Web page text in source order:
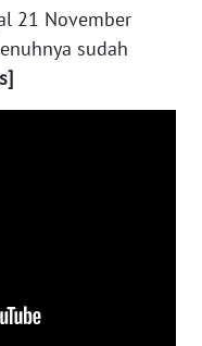
21 November
sudah